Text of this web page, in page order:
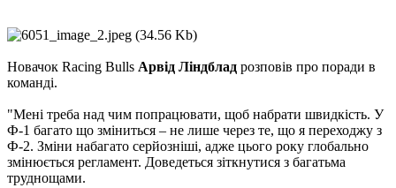
Новачок Racing Bulls Арвід Ліндблад розповів про поради в
команді.
"Мені треба над чим попрацювати, щоб набрати швидкість. У
Ф-1 багато що зміниться – не лише через те, що я переходжу з
Ф-2. Зміни набагато серйозніші, адже цього року глобально
змінюється регламент. Доведеться зіткнутися з багатьма
труднощами.